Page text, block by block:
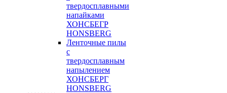
твердосплавными
напайками
ХОНСБЕГР
HONSBERG
Ленточные пилы
с
твердосплавным
напылением
ХОНСБЕРГ
HONSBERG